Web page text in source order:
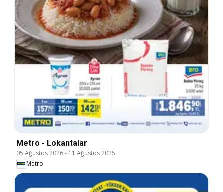
Metro - Lokantalar
05 Ağustos 2026- 11 Ağustos 2026
Metro